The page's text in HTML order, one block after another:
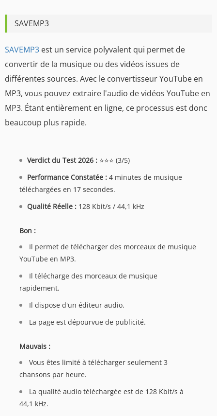
SAVEMP3
SAVEMP3 est un service polyvalent qui permet de
convertir de la musique ou des vidéos issues de
différentes sources. Avec le convertisseur YouTube en
MP3, vous pouvez extraire l'audio de vidéos YouTube en
MP3. Étant entièrement en ligne, ce processus est donc
beaucoup plus rapide.
Verdict du Test 2026 : ⭐⭐⭐ (3/5)
Performance Constatée : 4 minutes de musique
téléchargées en 17 secondes.
Qualité Réelle : 128 Kbit/s / 44,1 kHz
Bon :
Il permet de télécharger des morceaux de musique
YouTube en MP3.
Il télécharge des morceaux de musique
rapidement.
Il dispose d'un éditeur audio.
La page est dépourvue de publicité.
Mauvais :
Vous êtes limité à télécharger seulement 3
chansons par heure.
La qualité audio téléchargée est de 128 Kbit/s à
44,1 kHz.